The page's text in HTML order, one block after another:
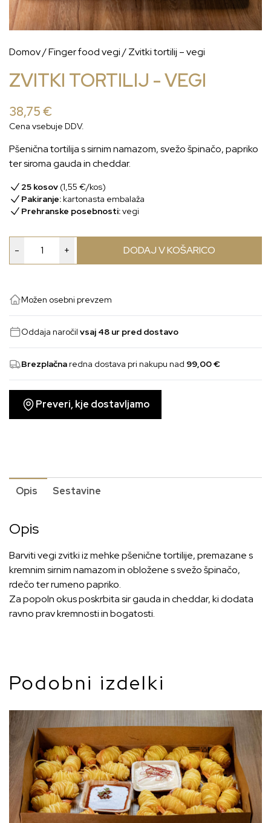
Domov/Finger food vegi/ Zvitki tortilij – vegi
ZVITKI TORTILIJ - VEGI
38,75€
Cena vsebuje DDV.
Pšenična tortilija s sirnim namazom, svežo špinačo, papriko
ter siroma gauda in cheddar.
25 kosov (1,55 €/kos)
Pakiranje:kartonasta embalaža
Prehranske posebnosti:vegi
-
količina
+ DODAJ V KOŠARICO
Možen osebni prevzem
Oddaja naročil vsaj 48 ur pred dostavo
Brezplačnaredna dostava pri nakupu nad 99,00€
Preveri, kje dostavljamo
Opis Sestavine
Opis
Barviti vegi zvitki iz mehke pšenične tortilije, premazane s
kremnim sirnim namazom in obložene s svežo špinačo,
rdečo ter rumeno papriko.
Za popoln okus poskrbita sir gauda in cheddar, ki dodata
ravno prav kremnosti in bogatosti.
Podobni izdelki